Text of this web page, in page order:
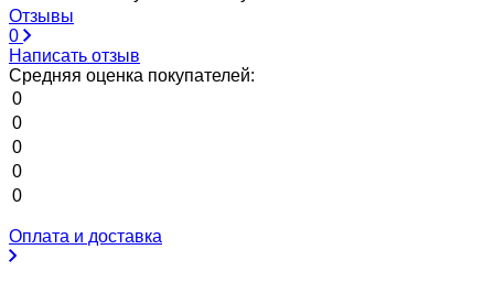
Отзывы
0
Написать отзыв
Средняя оценка покупателей:
0
0
0
0
0
Оплата и доставка